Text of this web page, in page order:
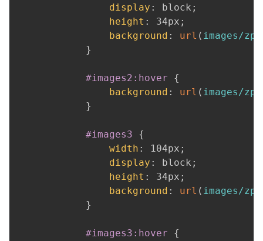
display : block ;
height : 34px ;
background : url ( images/
}
#images2:hover
{
background : url ( images/
}
#images3
{
width : 104px ;
display : block ;
height : 34px ;
background : url ( images/
}
#images3:hover
{